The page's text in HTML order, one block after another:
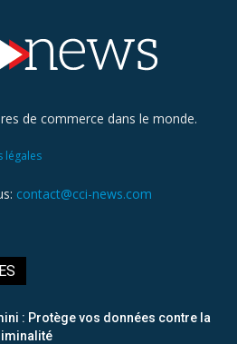
de commerce dans le monde.
légales
contact@cci-news.com
: Protège vos données contre la